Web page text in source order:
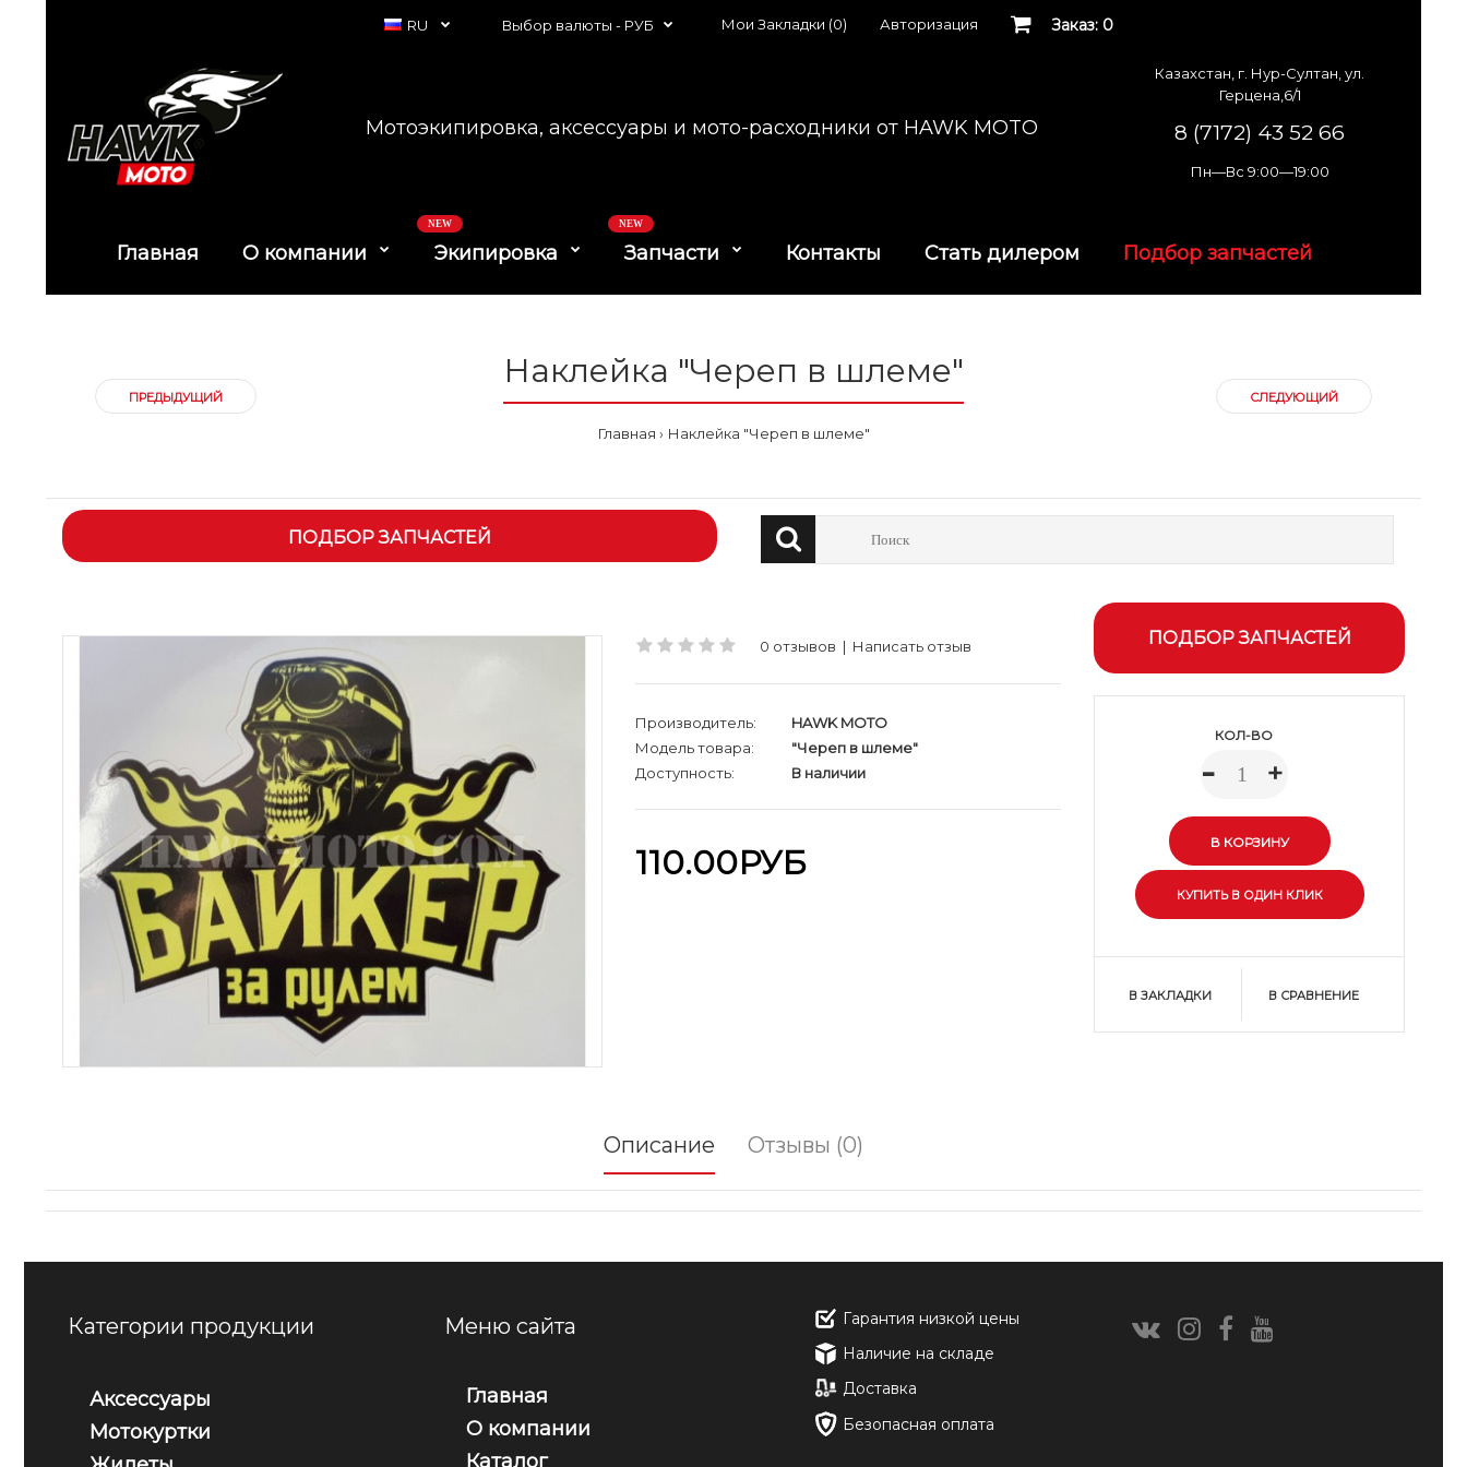
RU Выбор валюты - РУБ Мои Закладки (0) Авторизация Заказ: 0
Мотоэкипировка, аксессуары и мото-расходники от HAWK MOTO
Казахстан, г. Нур-Султан, ул.
Герцена,6/1
8 (7172) 43 52 66
Пн—Вс 9:00—19:00
Главная О компании Экипировка
NEW
Запчасти
NEW
Контакты Стать дилером Подбор запчастей
ПРЕДЫДУЩИЙ
Наклейка "Череп в шлеме"
Главная Наклейка "Череп в шлеме"
СЛЕДУЮЩИЙ
ПОДБОР ЗАПЧАСТЕЙ
0 отзывов | Написать отзыв
Производитель:
HAWK MOTO
Модель товара:
"Череп в шлеме"
Доступность:
В наличии
110.00РУБ
ПОДБОР ЗАПЧАСТЕЙ
КОЛ-ВО
- +
В ЗАКЛАДКИ В СРАВНЕНИЕ
Описание Отзывы (0)
Категории продукции
Аксессуары
Мотокуртки
Меню сайта
Главная
О компании
Каталог
Гарантия низкой цены
Наличие на складе
Доставка
Безопасная оплата